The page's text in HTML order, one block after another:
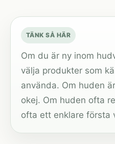
TÄNK SÅ HÄR
Om du är ny inom
välja produkter som
använda. Om huden
okej. Om huden ofta
ofta ett enklare första